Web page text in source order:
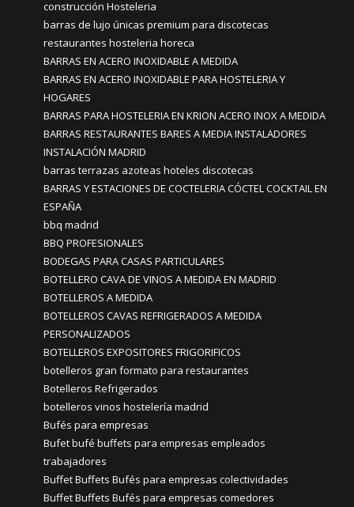
construcción Hosteleria
barras de lujo únicas premium para discotecas
restaurantes hosteleria horeca
BARRAS EN ACERO INOXIDABLE A MEDIDA
BARRAS EN ACERO INOXIDABLE PARA HOSTELERIA Y
HOGARES
BARRAS PARA HOSTELERIA EN KRION ACERO INOX A MEDIDA
BARRAS RESTAURANTES BARES A MEDIA INSTALADORES
INSTALACIÓN MADRID
barras terrazas azoteas hoteles discotecas
BARRAS Y ESTACIONES DE COCTELERIA CÓCTEL COCKTAIL EN
ESPAÑA
bbq madrid
BBQ PROFESIONALES
BODEGAS PARA CASAS PARTICULARES
BOTELLERO CAVA DE VINOS A MEDIDA EN MADRID
BOTELLEROS A MEDIDA
BOTELLEROS CAVAS REFRIGERADOS A MEDIDA
PERSONALIZADOS
BOTELLEROS EXPOSITORES FRIGORIFICOS
botelleros gran formato para restaurantes
Botelleros Refrigerados
botelleros vinos hostelería madrid
Bufés para empresas
Bufet bufé buffets para empresas empleados
trabajadores
Buffet Buffets Bufés para empresas colectividades
Buffet Buffets Bufés para empresas comedores